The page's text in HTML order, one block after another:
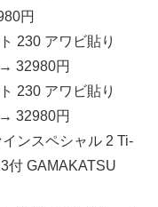
円
230 アワビ貼り
32980円
230 アワビ貼り
32980円
ンスペシャル 2 Ti-
付 GAMAKATSU